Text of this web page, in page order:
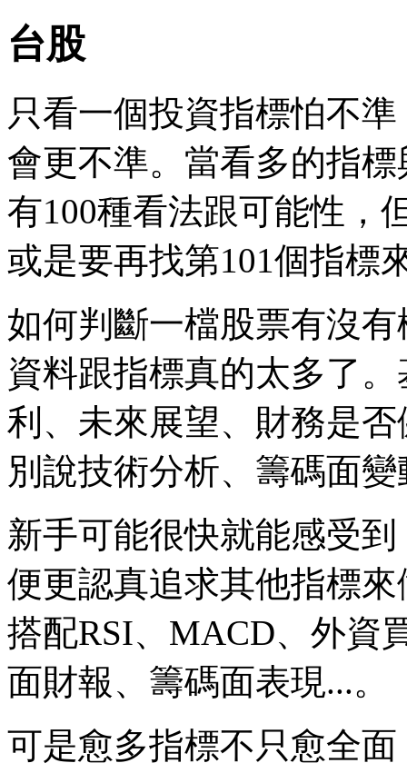
台股
只看一個投資指標怕不
會更不準。當看多的指
有100種看法跟可能性，
或是要再找第101個指標
如何判斷一檔股票有沒
資料跟指標真的太多了
利、未來展望、財務是
別說技術分析、籌碼面
新手可能很快就能感受
便更認真追求其他指標
搭配RSI、MACD、外資
面財報、籌碼面表現...。
可是愈多指標不只愈全